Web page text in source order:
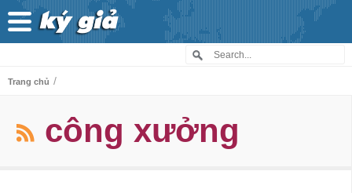
Trang chủ /
công xưởng